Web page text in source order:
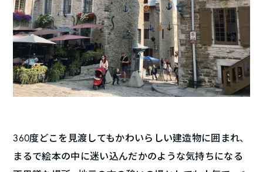
360度どこを見渡してもかわいらしい建造物に囲まれ、
まるで絵本の中に迷い込んだかのような気持ちになる